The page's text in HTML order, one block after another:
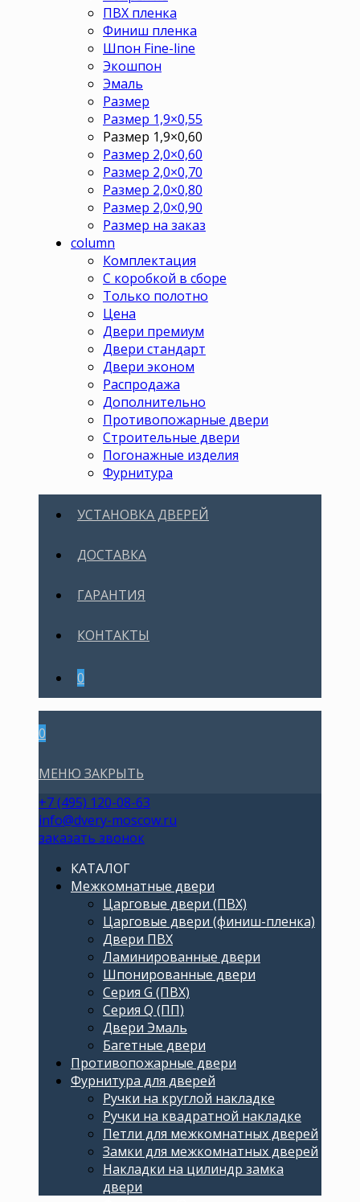
ПВХ пленка
Финиш пленка
Шпон Fine-line
Экошпон
Эмаль
Размер
Размер 1,9×0,55
Размер 1,9×0,60
Размер 2,0×0,60
Размер 2,0×0,70
Размер 2,0×0,80
Размер 2,0×0,90
Размер на заказ
column
Комплектация
С коробкой в сборе
Только полотно
Цена
Двери премиум
Двери стандарт
Двери эконом
Распродажа
Дополнительно
Противопожарные двери
Строительные двери
Погонажные изделия
Фурнитура
УСТАНОВКА ДВЕРЕЙ
ДОСТАВКА
ГАРАНТИЯ
КОНТАКТЫ
0
0
МЕНЮ ЗАКРЫТЬ
+7 (495) 120-08-63
info@dvery-moscow.ru
заказать звонок
КАТАЛОГ
Межкомнатные двери
Царговые двери (ПВХ)
Царговые двери (финиш-пленка)
Двери ПВХ
Ламинированные двери
Шпонированные двери
Серия G (ПВХ)
Серия Q (ПП)
Двери Эмаль
Багетные двери
Противопожарные двери
Фурнитура для дверей
Ручки на круглой накладке
Ручки на квадратной накладке
Петли для межкомнатных дверей
Замки для межкомнатных дверей
Накладки на цилиндр замка
двери